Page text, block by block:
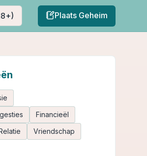
Plaats Geheim
Financieël
Vriendschap